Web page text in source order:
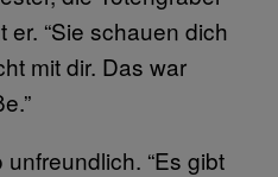
er. “Sie schauen dich
mit dir. Das war
“Es gibt